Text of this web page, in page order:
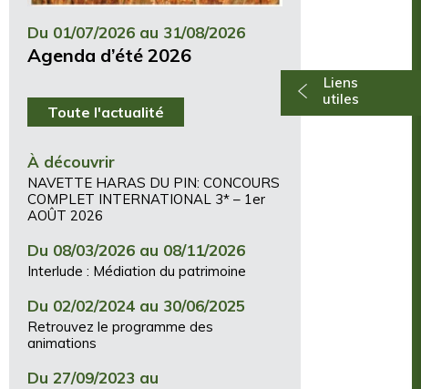
Liens
utiles
Du 01/07/2026 au 31/08/2026
Agenda d’été 2026
Toute l'actualité
À découvrir
NAVETTE HARAS DU PIN: CONCOURS
COMPLET INTERNATIONAL 3* – 1er
AOÛT 2026
Du 08/03/2026 au 08/11/2026
Interlude : Médiation du patrimoine
Du 02/02/2024 au 30/06/2025
Retrouvez le programme des
animations
Du 27/09/2023 au